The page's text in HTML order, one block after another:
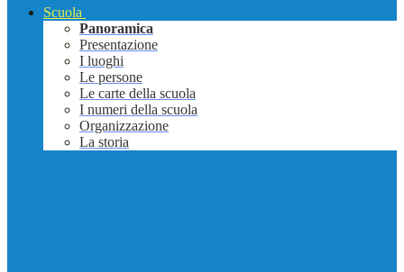
Scuola
Panoramica
Presentazione
I luoghi
Le persone
Le carte della scuola
I numeri della scuola
Organizzazione
La storia